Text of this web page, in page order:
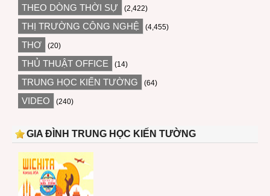
THEO DÒNG THỜI SỰ (2,422)
THỊ TRƯỜNG CÔNG NGHỆ (4,455)
THƠ (20)
THỦ THUẬT OFFICE (14)
TRUNG HỌC KIẾN TƯỜNG (64)
VIDEO (240)
GIA ĐÌNH TRUNG HỌC KIẾN TƯỜNG